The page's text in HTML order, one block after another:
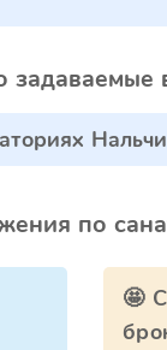
задаваемые
по
🤩